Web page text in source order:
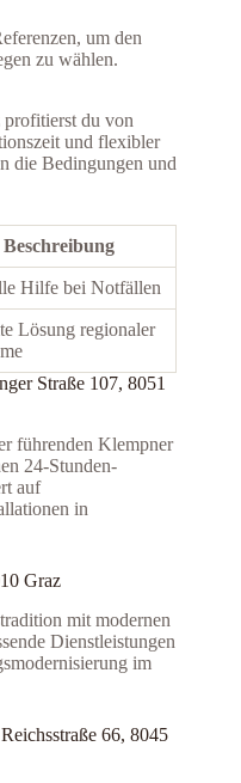
um den
zu wählen.
profitierst du von
und flexibler
die Bedingungen und
Beschreibung
Hilfe bei Notfällen
Lösung regionaler
Straße 107, 8051
führenden Klempner
24-Stunden-
auf
in
Graz
mit modernen
Dienstleistungen
im
66, 8045